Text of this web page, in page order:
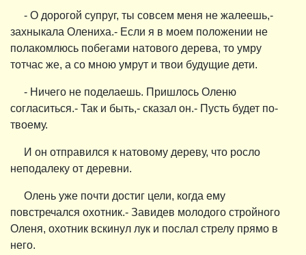
- О дорогой супруг, ты совсем меня не жалеешь,-
захныкала Олениха.- Если я в моем положении не
полакомлюсь побегами натового дерева, то умру
тотчас же, а со мною умрут и твои будущие дети.
- Ничего не поделаешь. Пришлось Оленю
согласиться.- Так и быть,- сказал он.- Пусть будет по-
твоему.
И он отправился к натовому дереву, что росло
неподалеку от деревни.
Олень уже почти достиг цели, когда ему
повстречался охотник.- Завидев молодого стройного
Оленя, охотник вскинул лук и послал стрелу прямо в
него.